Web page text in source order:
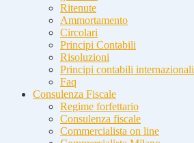
Ritenute
Ammortamento
Circolari
Principi Contabili
Risoluzioni
Principi contabili internazionali
Faq
Consulenza Fiscale
Regime forfettario
Consulenza fiscale
Commercialista on line